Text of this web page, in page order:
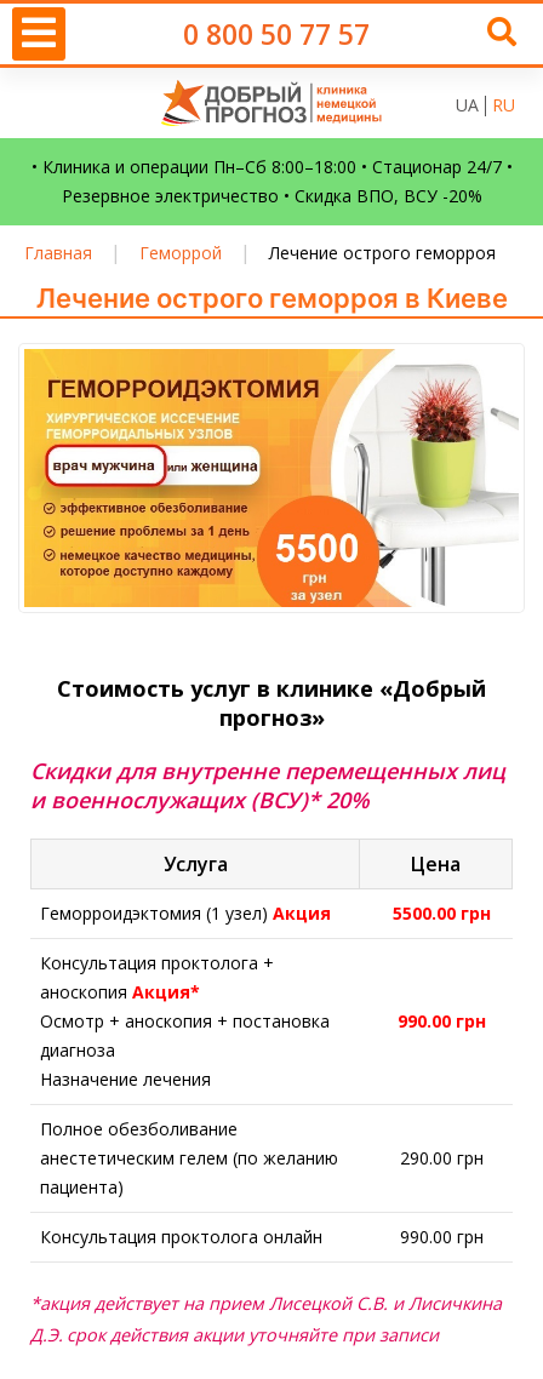
0 800 50 77 57
UA RU
• Клиника и операции Пн–Сб 8:00–18:00 • Стационар 24/7 •
Резервное электричество • Скидка ВПО, ВСУ -20%
Главная | Геморрой | Лечение острого геморроя
Лечение острого геморроя в Киеве
Стоимость услуг в клинике «Добрый
прогноз»
Скидки для внутренне перемещенных лиц
и военнослужащих (ВСУ)* 20%
Услуга Цена
Геморроидэктомия (1 узел) Акция 5500.00 грн
Консультация проктолога +
аноскопия Акция*
Осмотр + аноскопия + постановка
диагноза
Назначение лечения
990.00 грн
Полное обезболивание
анестетическим гелем (по желанию
пациента)
290.00 грн
Консультация проктолога онлайн 990.00 грн
*акция действует на прием Лисецкой С.В. и Лисичкина
Д.Э. срок действия акции уточняйте при записи